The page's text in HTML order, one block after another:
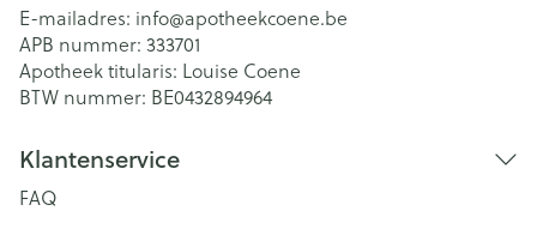
E-mailadres: info@apotheekcoene.be
APB nummer: 333701
Apotheek titularis: Louise Coene
BTW nummer: BE0432894964
Klantenservice
FAQ